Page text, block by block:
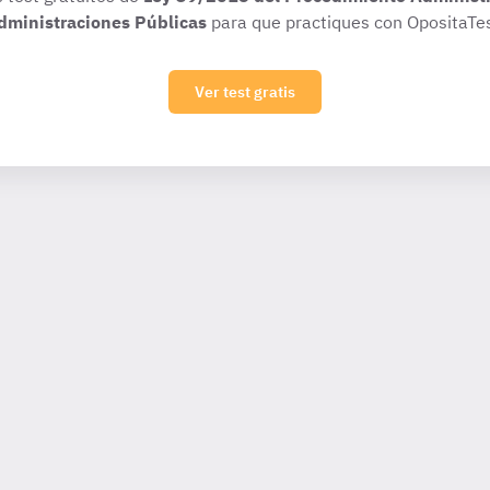
Públicas para que practiques con
Ver test gratis